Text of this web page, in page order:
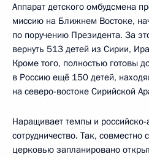
Аппарат детского омбудсмена
миссию на Ближнем Востоке,
по поручению Президента. За
вернуть 513 детей из Сирии,
Кроме того, полностью готовы
в Россию ещё 150 детей,
на северо-востоке Сирийской
Наращивает темпы и
сотрудничество. Так, совместно
церковью запланировано